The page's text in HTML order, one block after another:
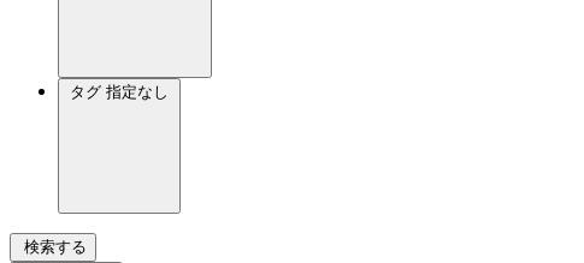
タグ 指定なし
検索する